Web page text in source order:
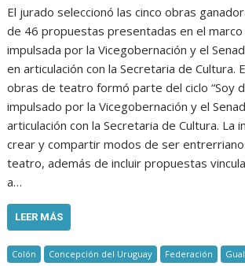
El jurado seleccionó las cinco obras
de 46 propuestas presentadas en el marco
impulsada por la Vicegobernación y el
en articulación con la Secretaria de Cultura.
obras de teatro formó parte del ciclo “Soy
impulsado por la Vicegobernación y el
articulación con la Secretaria de Cultura. La
crear y compartir modos de ser
teatro, además de incluir propuestas
a…
LEER MÁS
Colón Concepción del Uruguay Federación